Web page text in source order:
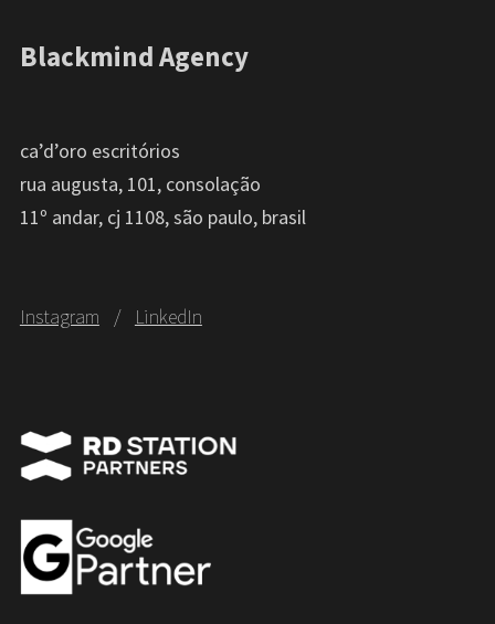
Blackmind Agency
ca’d’oro escritórios
rua augusta, 101, consolação
11º andar, cj 1108, são paulo, brasil
Instagram / LinkedIn